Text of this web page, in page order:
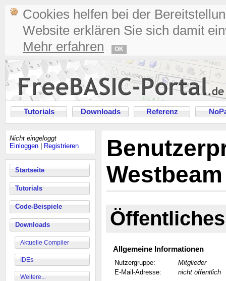
Cookies helfen bei der
Website erklären Sie sich damit
Mehr erfahren
OK
Tutorials Downloads Referenz
Nicht eingeloggt
Einloggen
Registrieren
Startseite
Tutorials
Code-Beispiele
Downloads
Aktuelle Compiler
IDEs
Weitere...
Westbeam
Allgemeine Informationen
Nutzergruppe:
Mitglieder
E-Mail-Adresse:
nicht öffentlich